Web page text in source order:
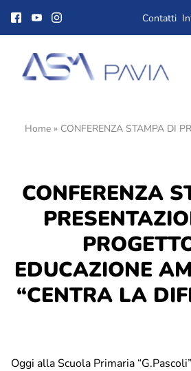
Qualità, ambiente e sicurezza
Gare e Appalti
Albo fornitori
Lavora con noi
Dove siamo
Società trasparente
Contatti
Home » CONFERENZA STAMPA DI
CONFERENZA
EDUCAZIONE
“CENTRA LA
Oggi alla Scuola Primaria